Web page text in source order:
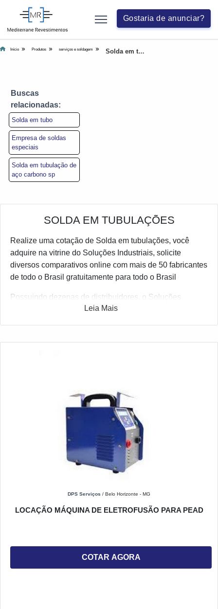
Gostaria de anunciar?
Início Produtos serviços e soldagem Solda em tubulações
Buscas
relacionadas:
Solda em tubo
Empresa de soldas
especiais
Solda em tubulação de
aço carbono sp
SOLDA EM TUBULAÇÕES
Realize uma cotação de Solda em tubulações, você
adquire na vitrine do Soluções Industriais, solicite
diversos comparativos online com mais de 50 fabricantes
de todo o Brasil gratuitamente para todo o Brasil
Possuindo dezenas de distribuidores, o Soluções
Industriais é o portal business to business mais interativo
Leia Mais
DPS Serviços / Belo Horizonte - MG
LOCAÇÃO MÁQUINA DE ELETROFUSÃO PARA PEAD
COTAR AGORA